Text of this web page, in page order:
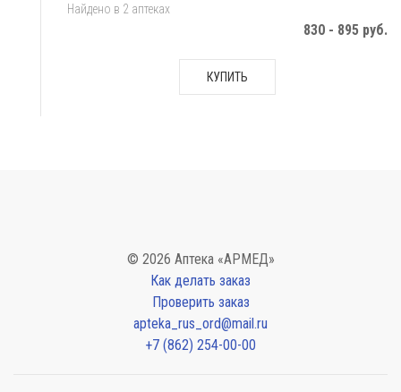
Найдено в 2 аптеках
830 - 895 руб.
КУПИТЬ
© 2026 Аптека «АРМЕД»
Как делать заказ
Проверить заказ
apteka_rus_ord@mail.ru
+7 (862) 254-00-00